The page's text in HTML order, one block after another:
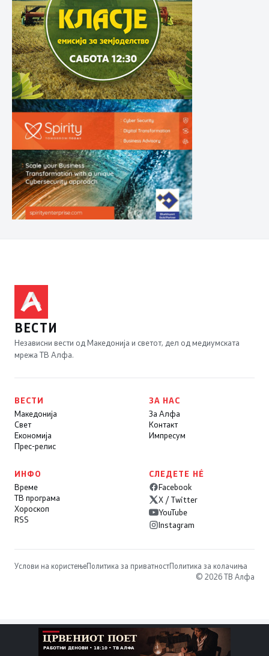
ВЕСТИ
Независни вести од Македонија и светот, дел од медиумската
мрежа ТВ Алфа.
ВЕСТИ
Македонија
Свет
Економија
Прес-релис
ЗА НАС
За Алфа
Контакт
Импресум
ИНФО
Време
ТВ програма
Хороскоп
RSS
СЛЕДЕТЕ НÉ
Facebook
X / Twitter
YouTube
Instagram
Услови на користењеПолитика за приватностПолитика за колачиња
© 2026 ТВ Алфа